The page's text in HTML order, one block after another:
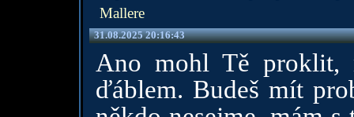
Mallere
31.08.2025 20:16:43
Ano mohl Tě proklit,
ďáblem. Budeš mít